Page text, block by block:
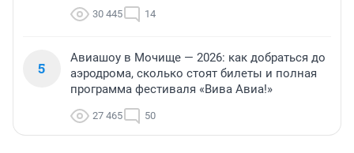
30 445 14
5
Авиашоу в Мочище — 2026: как добраться до
аэродрома, сколько стоят билеты и полная
программа фестиваля «Вива Авиа!»
27 465 50